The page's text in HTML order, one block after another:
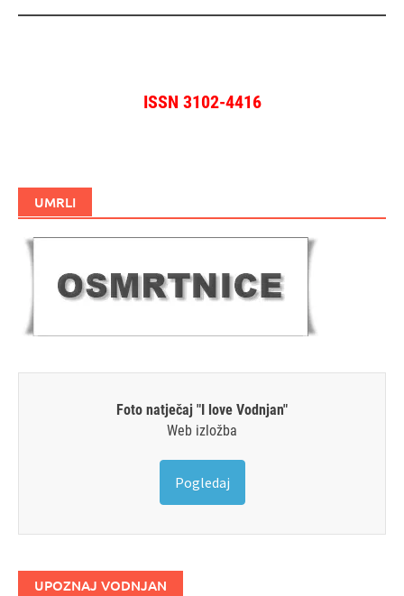
ISSN 3102-4416
UMRLI
Foto natječaj "I love Vodnjan"
Web izložba
Pogledaj
UPOZNAJ VODNJAN